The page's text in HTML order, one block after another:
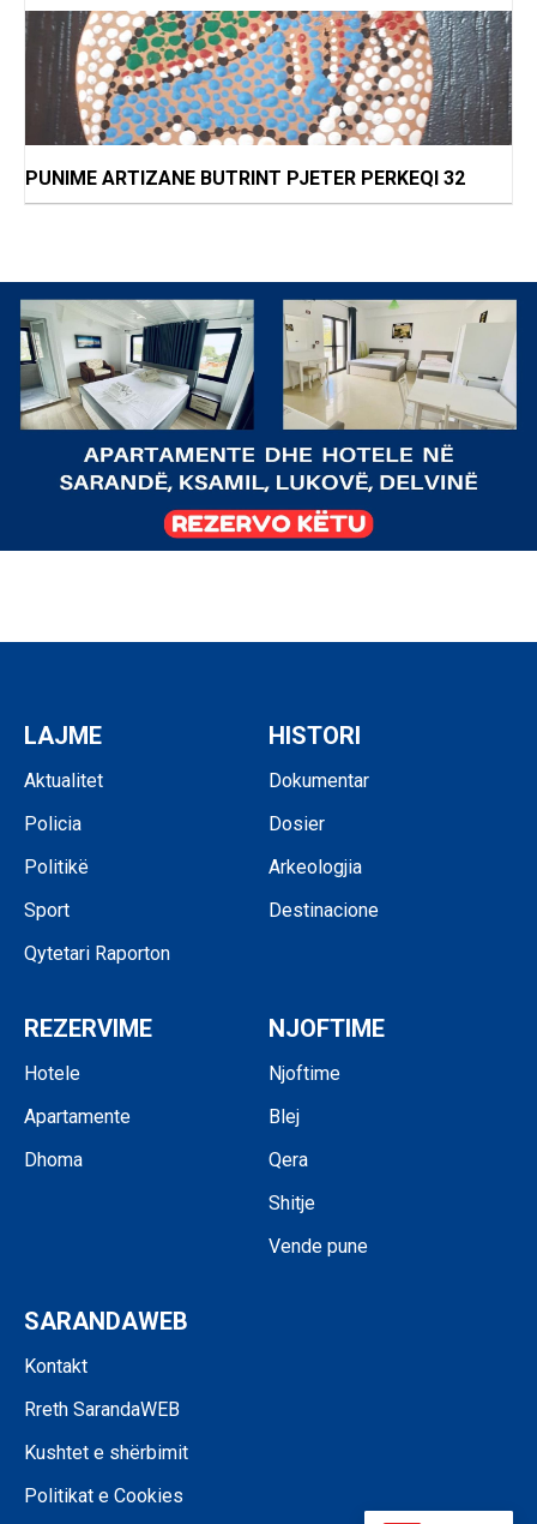
PUNIME ARTIZANE BUTRINT PJETER PERKEQI 32
LAJME
Aktualitet
Policia
Politikë
Sport
Qytetari Raporton
HISTORI
Dokumentar
Dosier
Arkeologjia
Destinacione
REZERVIME
Hotele
Apartamente
Dhoma
NJOFTIME
Njoftime
Blej
Qera
Shitje
Vende pune
SARANDAWEB
Kontakt
Rreth SarandaWEB
Kushtet e shërbimit
Politikat e Cookies